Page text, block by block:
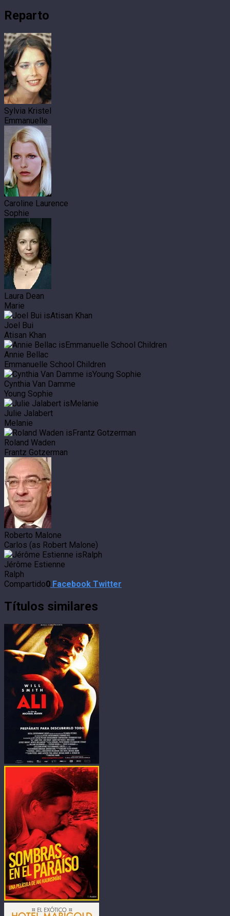
Reparto
Sylvia Kristel
Emmanuelle
Caroline Laurence
Sophie
Laura Dean
Marie
Joel Bui
Atisan Khan
Annie Bellac
Emmanuelle School Children
Cynthia Van Damme
Young Sophie
Julie Jalabert
Melanie
Roland Waden
Frantz Gotzerman
Roberto Malone
Carlos (as Robert Malone)
Jérôme Estienne
Ralph
Compartido0 Facebook Twitter
Títulos similares